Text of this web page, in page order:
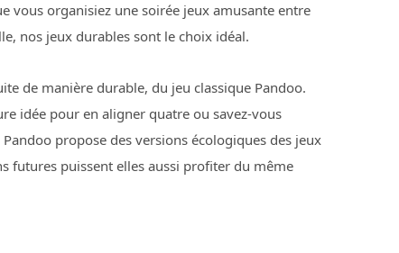
vous organisiez une soirée jeux amusante entre
nos jeux durables sont le choix idéal.
de manière durable, du jeu classique Pandoo.
idée pour en aligner quatre ou savez-vous
propose des versions écologiques des jeux
futures puissent elles aussi profiter du même